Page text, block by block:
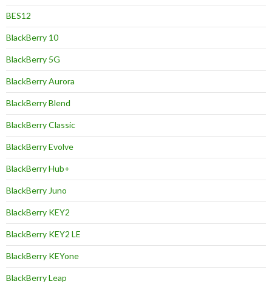
BES12
BlackBerry 10
BlackBerry 5G
BlackBerry Aurora
BlackBerry Blend
BlackBerry Classic
BlackBerry Evolve
BlackBerry Hub+
BlackBerry Juno
BlackBerry KEY2
BlackBerry KEY2 LE
BlackBerry KEYone
BlackBerry Leap